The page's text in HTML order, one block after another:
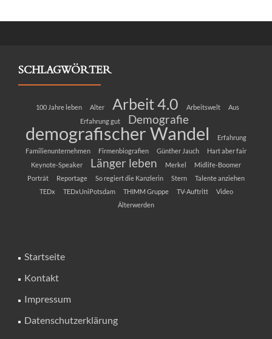
SCHLAGWÖRTER
100 Jahre leben Alter Arbeit 4.0 Arbeitswelt
Aus
Erfahrung gut
Demografie
demografischer Wandel
Erfahrung
Familienunternehmen
Firmenbiografien Günther Jauch
Hart aber fair
Keynote-Speaker
Länger leben Merkel
Midlife-Boomer
Porträt
Reportage So regiert die Kanzlerin Stern
Talente anziehen
TEDx
TEDxUniPotsdam THIMM Gruppe TV-Auftritt
Video
Älterwerden
Startseite
Kontakt
Impressum
Datenschutzerklärung